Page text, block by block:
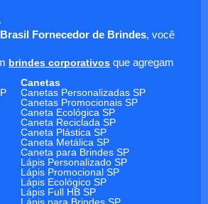
Brasil Fornecedor de Brindes, você
brindes corporativos que agregam
Canetas
Canetas Personalizadas SP
Canetas Promocionais SP
Caneta Ecológica SP
Caneta Reciclada SP
Caneta Plástica SP
Caneta Metálica SP
Caneta para Brindes SP
Lápis Personalizado SP
Lápis Promocional SP
Lápis Ecológico SP
Lápis Full HB SP